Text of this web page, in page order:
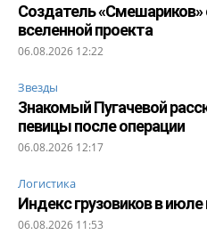
Создатель
вселенной проекта
06.08.2026 12:22
Звезды
Знакомый Пугачевой
певицы после операции
06.08.2026 12:17
Логистика
Индекс грузовиков в
06.08.2026 11:53